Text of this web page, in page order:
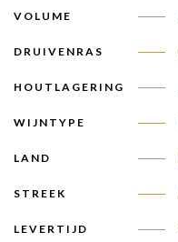
VOLUME
DRUIVENRAS
HOUTLAGERING
WIJNTYPE
LAND
STREEK
LEVERTIJD